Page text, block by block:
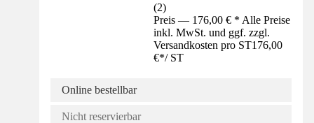
(2)
Preis — 176,00 € * Alle Preise
inkl. MwSt. und ggf. zzgl.
Versandkosten pro ST176,00
€*/ ST
Online bestellbar
Nicht reservierbar